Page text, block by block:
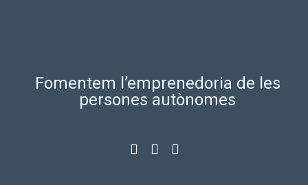
Fomentem l’emprenedoria de les
persones autònomes